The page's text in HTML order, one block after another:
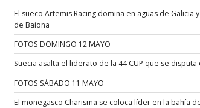
El sueco Artemis Racing domina en aguas de Galicia
de Baiona
FOTOS DOMINGO 12 MAYO
Suecia asalta el liderato de la 44 CUP que se disputa
FOTOS SÁBADO 11 MAYO
El monegasco Charisma se coloca líder en la bahía